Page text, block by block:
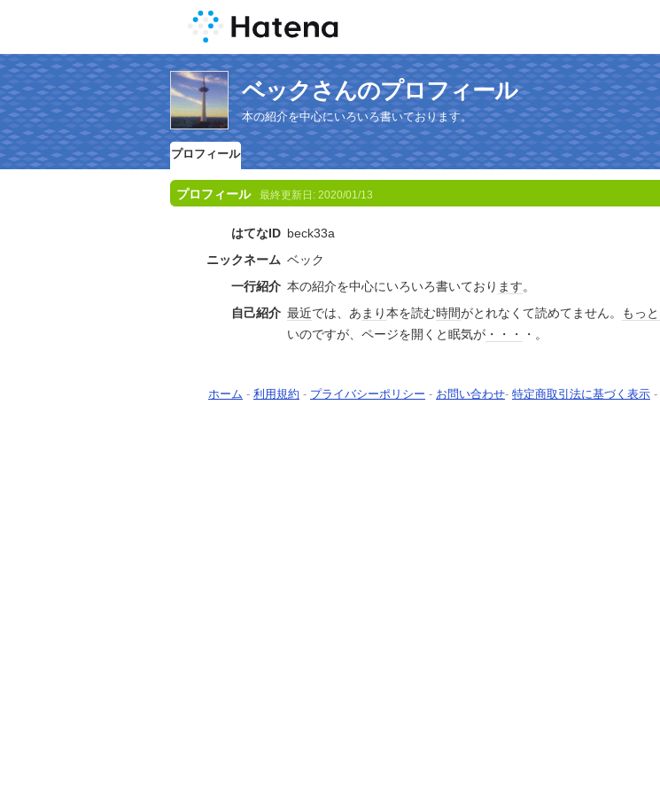
ベックさんのプロフィール
本の紹介を中心にいろいろ書いております。
プロフィール
プロフィール 最終更新日: 2020/01/13
はてなID beck33a
ニックネーム ベック
一行紹介 本の紹介を中心にいろいろ書いており ます。
自己紹介 最近では、あまり本を読む時間がとれなくて読めてません。 もっと
いのですが、ページを開くと眠気が ・・・ ・。
ホーム - 利用規約 - プライバシーポリシー - お問い合わせ- 特定商取引法に基づく表示 -